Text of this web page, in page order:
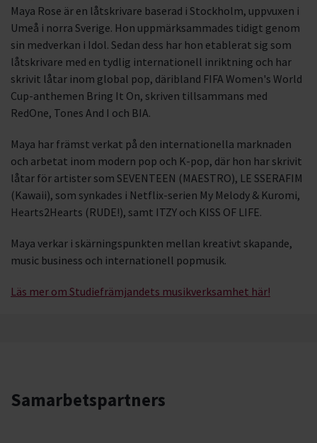
Maya Rose är en låtskrivare baserad i Stockholm, uppvuxen i
Umeå i norra Sverige. Hon uppmärksammades tidigt genom
sin medverkan i Idol. Sedan dess har hon etablerat sig som
låtskrivare med en tydlig internationell inriktning och har
skrivit låtar inom global pop, däribland FIFA Women's World
Cup-anthemen Bring It On, skriven tillsammans med
RedOne, Tones And I och BIA.
Maya har främst verkat på den internationella marknaden
och arbetat inom modern pop och K-pop, där hon har skrivit
låtar för artister som SEVENTEEN (MAESTRO), LE SSERAFIM
(Kawaii), som synkades i Netflix-serien My Melody & Kuromi,
Hearts2Hearts (RUDE!), samt ITZY och KISS OF LIFE.
Maya verkar i skärningspunkten mellan kreativt skapande,
music business och internationell popmusik.
Läs mer om Studiefrämjandets musikverksamhet här!
Samarbetspartners